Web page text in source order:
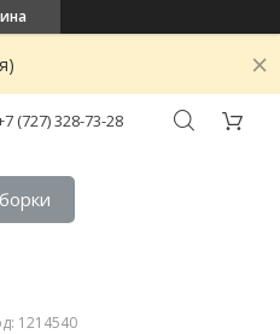
(727) 328-73-28
1214540